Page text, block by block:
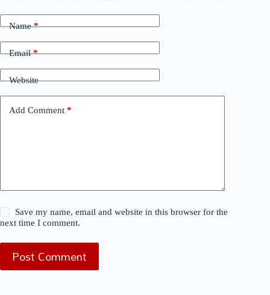
Name*
Email*
Website
Add Comment *
Save my name, email and website in this browser for the
next time I comment.
Post Comment